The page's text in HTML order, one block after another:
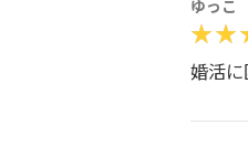
ゆっこ
婚活